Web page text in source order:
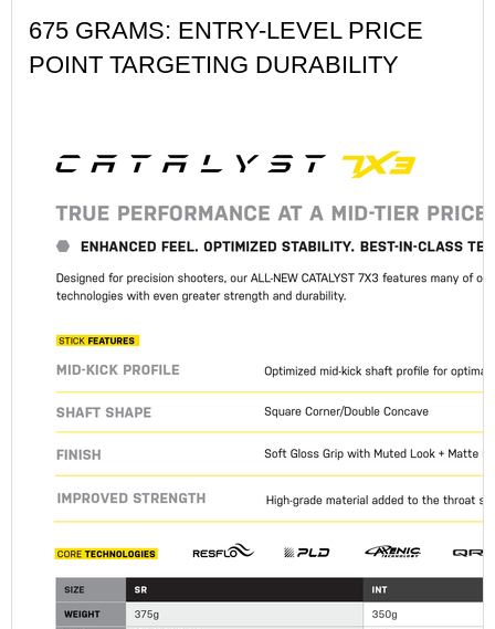
675 GRAMS: ENTRY-LEVEL PRICE
POINT TARGETING DURABILITY